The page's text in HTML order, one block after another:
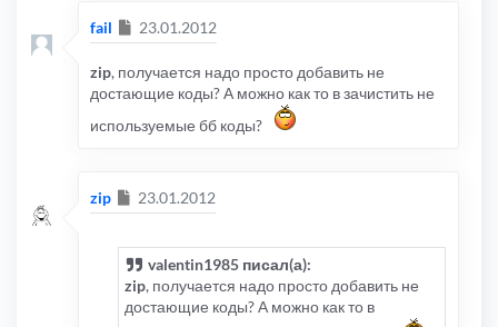
fail Сообщение
23.01.2012
zip, получается надо просто добавить не
достающие коды? А можно как то в зачистить не
используемые бб коды?
zip Сообщение
23.01.2012
valentin1985 писал(а):
zip, получается надо просто добавить не
достающие коды? А можно как то в